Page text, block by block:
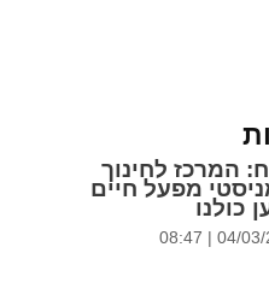
: המרכז לחינוך
מפעל חיים
כולנו
04/03/